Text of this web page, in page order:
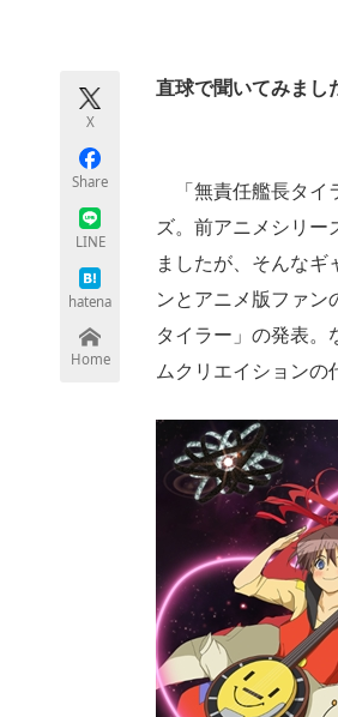
X
Share
LINE
hatena
Home
直球で聞いてみまし
「無責任艦長タイ
ズ。前アニメシリー
ましたが、そんな
ンとアニメ版ファ
タイラー」の発表
ムクリエイションの